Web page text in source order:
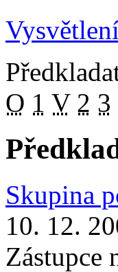
O 1 V 2 3
Skupina
10. 12.
Zástupce